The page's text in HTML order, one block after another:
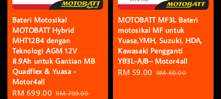
Bateri Motosikal
MOTOBATT Hybrid
MHT12B4 dengan
Teknologi AGM 12V
8.9Ah untuk Gantian MB
Quadflex & Yuasa -
Motor4all
Sale
RM 699.00 Regular
RM 799.00
MOTOBATT MF3L Bateri
motosikal MF untuk
Yuasa,YMH, Suzuki, HDA,
Kawasaki Pengganti
YB3L-A/B– Motor4all
Sale
RM 59.00 Regular
RM 60.00